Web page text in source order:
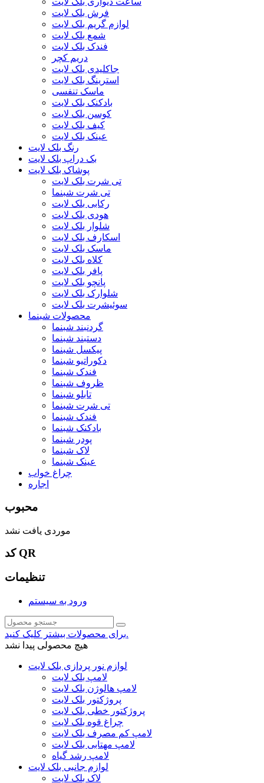
فرش بلک لایت
لوازم گریم بلک لایت
شمع بلک لایت
فندک بلک لایت
دریم کچر
جاکلیدی بلک لایت
استرینگ بلک لایت
ماسک تنفسی
بادکنک بلک لایت
کوسن بلک لایت
کیف بلک لایت
عینک بلک لایت
رنگ بلک لایت
بک دراپ بلک لایت
پوشاک بلک لایت
تی شرت بلک لایت
تی شرت شبنما
رکابی بلک لایت
هودی بلک لایت
شلوار بلک لایت
اسکارف بلک لایت
ماسک بلک لایت
کلاه بلک لایت
پافر بلک لایت
پانچو بلک لایت
شلوارک بلک لایت
سوئیشرت بلک لایت
محصولات شبنما
گردنبند شبنما
دستبند شبنما
پیکسل شبنما
دکوراتیو شبنما
فندک شبنما
ظروف شبنما
تابلو شبنما
تی شرت شبنما
فندک شبنما
بادکنک شبنما
پودر شبنما
لاک شبنما
عینک شبنما
چراغ خواب
اجاره
محبوب
موردی یافت نشد
کد QR
تنظیمات
ورود به سیستم
برای محصولات بیشتر کلیک کنید.
هیچ محصولی پیدا نشد
لوازم نور پردازی بلک لایت
لامپ بلک لایت
لامپ هالوژن بلک لایت
پروژکتور بلک لایت
پروژکتور خطی بلک لایت
چراغ قوه بلک لایت
لامپ کم مصرف بلک لایت
لامپ مهتابی بلک لایت
لامپ رشد گیاه
لوازم جانبی بلک لایت
لاک بلک لایت